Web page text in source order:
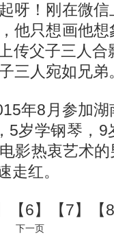
呀！刚在微
他只想画他
传父子三人
三人宛如兄弟
年8月参加
5岁学钢琴，
影热衷艺术
走红。
【6】【7】【
下一页